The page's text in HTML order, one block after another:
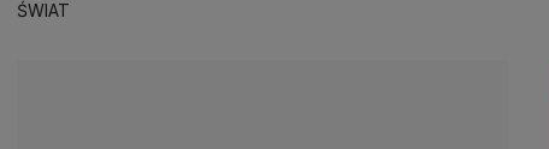
ŚWIAT